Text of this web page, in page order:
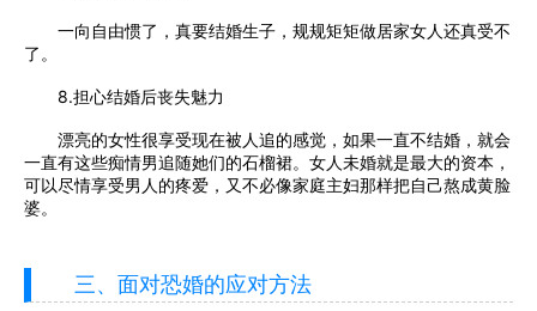
一向自由惯了，真要结婚生子，规规矩矩做居家女人还真受不
了。
8.担心结婚后丧失魅力
漂亮的女性很享受现在被人追的感觉，如果一直不结婚，就会
一直有这些痴情男追随她们的石榴裙。女人未婚就是最大的资本，
可以尽情享受男人的疼爱，又不必像家庭主妇那样把自己熬成黄脸
婆。
三、面对恐婚的应对方法